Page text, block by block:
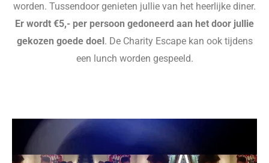
worden. Tussendoor genieten jullie van het heerlijke diner.
Er wordt €5,- per persoon gedoneerd aan het door jullie
gekozen goede doel. De Charity Escape kan ook tijdens
een lunch worden gespeeld.